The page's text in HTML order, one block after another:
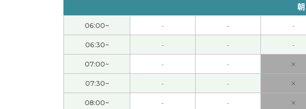
即使我还不能流利地用中文表达、老师也一直耐心地听我说 而且理解
非常感谢细致的指导。下次课也请多多关照。 ( 50代 男性 )
我也真的谢谢您，跟我一起聊天儿，然后叫我中文。下次见😌
謝謝 希言老師☺️( 50代 女性 )
朝
06:00~ - - -
06:30~ - - -
07:00~ - - ×
07:30~ - - ×
08:00~ - - ×